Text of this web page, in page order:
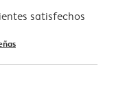
satisfechos